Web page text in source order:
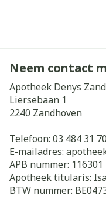
Neem contact
Apotheek Denys
Liersebaan 1
2240 Zandhoven
Telefoon: 03 484 31 70
E-mailadres:
APB nummer: 116301
Apotheek titularis:
BTW nummer: